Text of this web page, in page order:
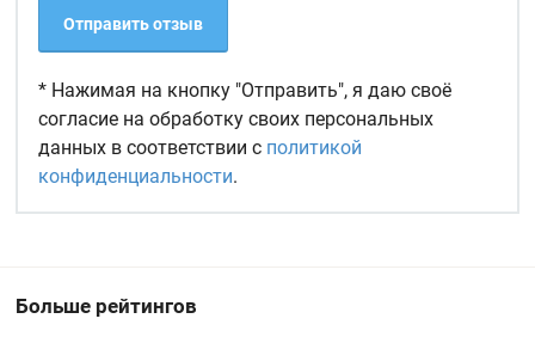
Отправить отзыв
* Нажимая на кнопку "Отправить", я даю своё
согласие на обработку своих персональных
данных в соответствии с политикой
конфиденциальности.
Больше рейтингов